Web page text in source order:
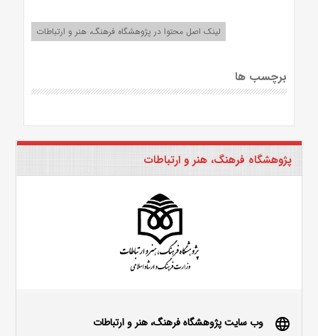
لینک اصل محتوا در پژوهشگاه فرهنگ، هنر و ارتباطات
برچسب ها
پژوهشگاه فرهنگ، هنر و ارتباطات
language وب سایت پژوهشگاه فرهنگ، هنر و ارتباطات